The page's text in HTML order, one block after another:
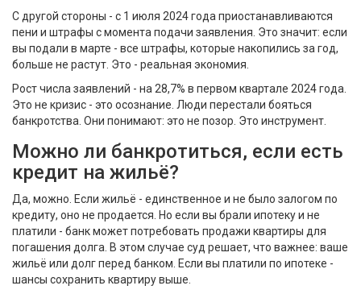
С другой стороны - с 1 июля 2024 года приостанавливаются
пени и штрафы с момента подачи заявления. Это значит: если
вы подали в марте - все штрафы, которые накопились за год,
больше не растут. Это - реальная экономия.
Рост числа заявлений - на 28,7% в первом квартале 2024 года.
Это не кризис - это осознание. Люди перестали бояться
банкротства. Они понимают: это не позор. Это инструмент.
Можно ли банкротиться, если есть
кредит на жильё?
Да, можно. Если жильё - единственное и не было залогом по
кредиту, оно не продается. Но если вы брали ипотеку и не
платили - банк может потребовать продажи квартиры для
погашения долга. В этом случае суд решает, что важнее: ваше
жильё или долг перед банком. Если вы платили по ипотеке -
шансы сохранить квартиру выше.